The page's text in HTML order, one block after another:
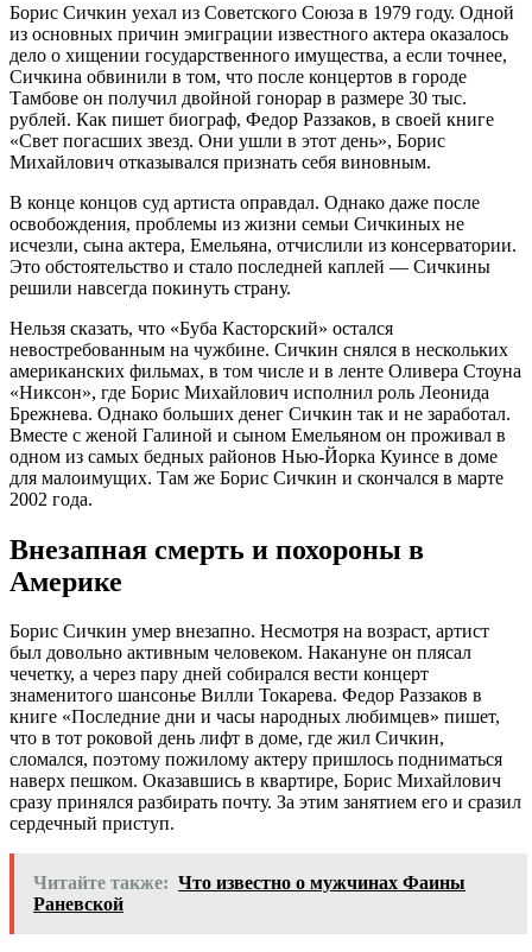
Борис Сичкин уехал из Советского Союза в 1979 году. Одной
из основных причин эмиграции известного актера оказалось
дело о хищении государственного имущества, а если точнее,
Сичкина обвинили в том, что после концертов в городе
Тамбове он получил двойной гонорар в размере 30 тыс.
рублей. Как пишет биограф, Федор Раззаков, в своей книге
«Свет погасших звезд. Они ушли в этот день», Борис
Михайлович отказывался признать себя виновным.
В конце концов суд артиста оправдал. Однако даже после
освобождения, проблемы из жизни семьи Сичкиных не
исчезли, сына актера, Емельяна, отчислили из консерватории.
Это обстоятельство и стало последней каплей — Сичкины
решили навсегда покинуть страну.
Нельзя сказать, что «Буба Касторский» остался
невостребованным на чужбине. Сичкин снялся в нескольких
американских фильмах, в том числе и в ленте Оливера Стоуна
«Никсон», где Борис Михайлович исполнил роль Леонида
Брежнева. Однако больших денег Сичкин так и не заработал.
Вместе с женой Галиной и сыном Емельяном он проживал в
одном из самых бедных районов Нью-Йорка Куинсе в доме
для малоимущих. Там же Борис Сичкин и скончался в марте
2002 года.
Внезапная смерть и похороны в
Америке
Борис Сичкин умер внезапно. Несмотря на возраст, артист
был довольно активным человеком. Накануне он плясал
чечетку, а через пару дней собирался вести концерт
знаменитого шансонье Вилли Токарева. Федор Раззаков в
книге «Последние дни и часы народных любимцев» пишет,
что в тот роковой день лифт в доме, где жил Сичкин,
сломался, поэтому пожилому актеру пришлось подниматься
наверх пешком. Оказавшись в квартире, Борис Михайлович
сразу принялся разбирать почту. За этим занятием его и сразил
сердечный приступ.
Читайте также: Что известно о мужчинах Фаины
Раневской